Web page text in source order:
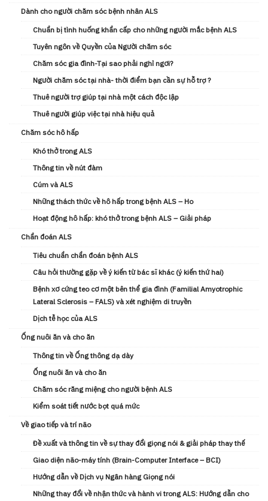
Dành cho người chăm sóc bệnh nhân ALS
Chuẩn bị tình huống khẩn cấp cho những người mắc bệnh ALS
Tuyên ngôn về Quyền của Người chăm sóc
Chăm sóc gia đình-Tại sao phải nghỉ ngơi?
Người chăm sóc tại nhà- thời điểm bạn cần sự hỗ trợ ?
Thuê người trợ giúp tại nhà một cách độc lập
Thuê người giúp việc tại nhà hiệu quả
Chăm sóc hô hấp
Khó thở trong ALS
Thông tin về nút đàm
Cúm và ALS
Những thách thức về hô hấp trong bệnh ALS – Ho
Hoạt động hô hấp: khó thở trong bệnh ALS – Giải pháp
Chẩn đoán ALS
Tiêu chuẩn chẩn đoán bệnh ALS
Câu hỏi thường gặp về ý kiến từ bác sĩ khác (ý kiến ​thứ hai)
Bệnh xơ cứng teo cơ một bên thể gia đình (Familial Amyotrophic
Lateral Sclerosis – FALS) và xét nghiệm di truyền
Dịch tễ học của ALS
Ống nuôi ăn và cho ăn
Thông tin về Ống thông dạ dày
Ống nuôi ăn và cho ăn
Chăm sóc răng miệng cho người bệnh ALS
Kiểm soát tiết nước bọt quá mức
Về giao tiếp và trí não
Đề xuất và thông tin về sự thay đổi giọng nói & giải pháp thay thế
Giao diện não-máy tính (Brain-Computer Interface – BCI)
Hướng dẫn về Dịch vụ Ngân hàng Giọng nói
Những thay đổi về nhận thức và hành vi trong ALS: Hướng dẫn cho